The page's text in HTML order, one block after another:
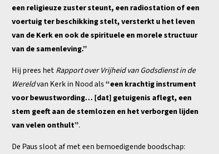
een religieuze zuster steunt, een radiostation of een
voertuig ter beschikking stelt, versterkt u het leven
van de Kerk en ook de spirituele en morele structuur
van de samenleving.”
Hij prees hetRapport over Vrijheid van Godsdienst in de
Wereldvan Kerk in Nood als“een krachtig instrument
voor bewustwording… [dat] getuigenis aflegt, een
stem geeft aan de stemlozen en het verborgen lijden
van velen onthult”.
De Paus sloot af met een bemoedigende boodschap: